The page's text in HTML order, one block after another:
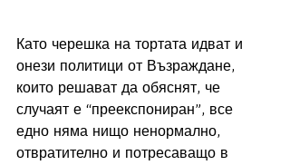
Като черешка на тортата идват и
онези политици от Възраждане,
които решават да обяснят, че
случаят е “преекспониран”, все
едно няма нищо ненормално,
отвратително и потресаващо в